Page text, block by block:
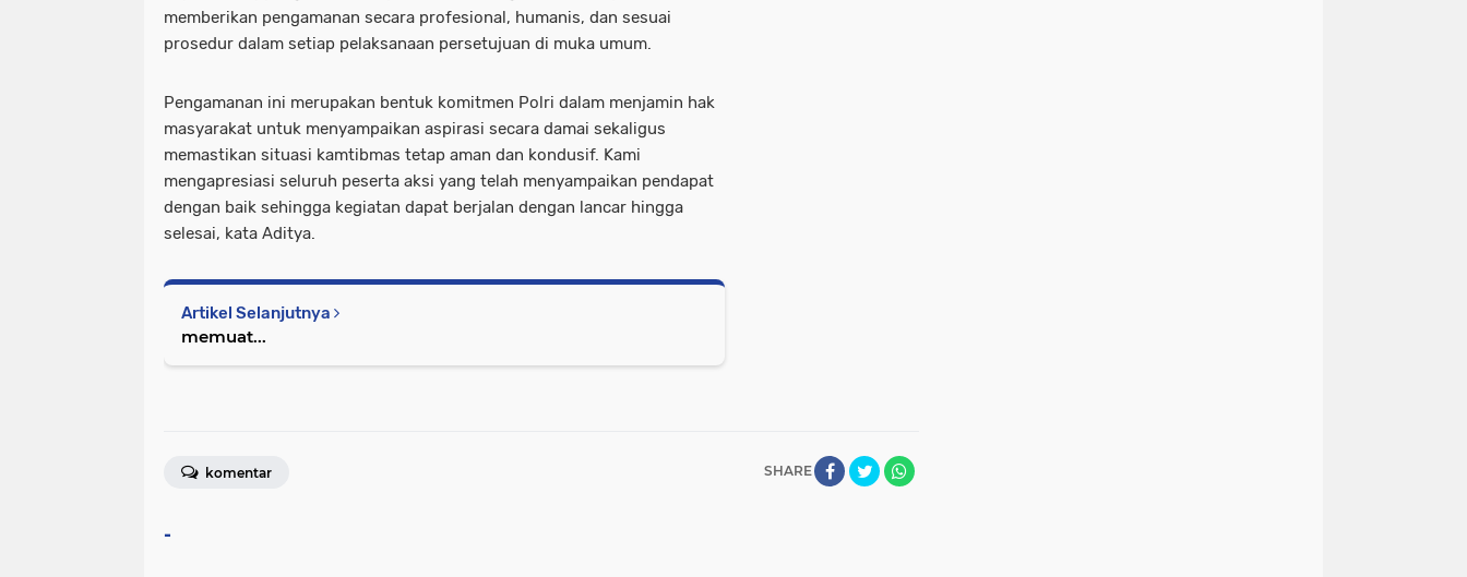
memberikan pengamanan secara profesional, humanis, dan sesuai
prosedur dalam setiap pelaksanaan persetujuan di muka umum.
Pengamanan ini merupakan bentuk komitmen Polri dalam menjamin hak
masyarakat untuk menyampaikan aspirasi secara damai sekaligus
memastikan situasi kamtibmas tetap aman dan kondusif. Kami
mengapresiasi seluruh peserta aksi yang telah menyampaikan pendapat
dengan baik sehingga kegiatan dapat berjalan dengan lancar hingga
selesai, kata Aditya.
Artikel Selanjutnya
memuat...
SHARE
komentar
-